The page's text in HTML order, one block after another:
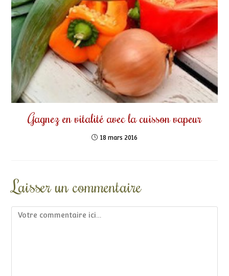
Gagnez en vitalité avec la cuisson vapeur
18 mars 2016
Laisser un commentaire